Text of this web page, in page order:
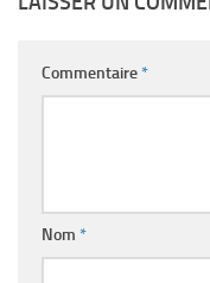
Commentaire*
Nom *